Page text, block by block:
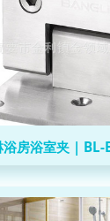
外民常见误区
浴房浴室夹 | BL-